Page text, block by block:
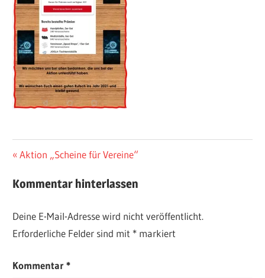
Beitragsnavigation
Vorheriger
Aktion „Scheine für Vereine“
Kommentar hinterlassen
Deine E-Mail-Adresse wird nicht veröffentlicht.
Erforderliche Felder sind mit * markiert
Kommentar*